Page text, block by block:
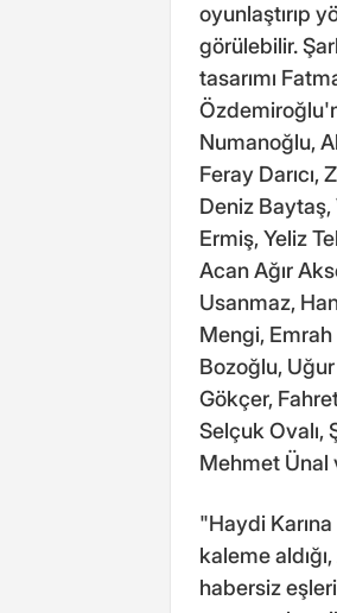
oyunlaştırıp
görülebilir.
tasarımı
Numanoğlu,
Feray
Deniz Baytaş,
Ermiş, Yeliz
Acan Ağır
Usanmaz,
Mengi,
Bozoğlu,
Gökçer,
Selçuk Ovalı,
Mehmet Ünal
"Haydi
kaleme
habersiz